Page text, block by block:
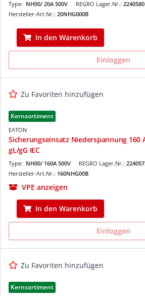
REGRO Lager.Nr.: 2240580
Type: NH00/ 20A 500V
Hersteller-Art.Nr.: 20NHG000B
In den Warenkorb
Einloggen
Zu Favoriten hinzufügen
Kernsortiment
EATON
Sicherungseinsatz Niederspannung 160
gL/gG IEC
REGRO Lager.Nr.:
Type: NH00/ 160A 500V
Hersteller-Art.Nr.: 160NHG00B
VPE anzeigen
In den Warenkorb
Einloggen
Zu Favoriten hinzufügen
Kernsortiment